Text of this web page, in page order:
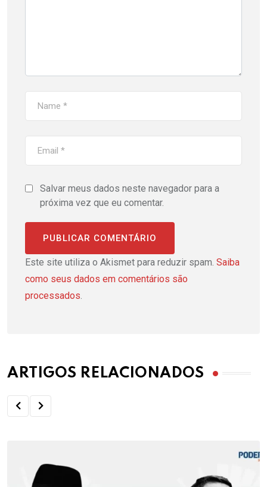
Salvar meus dados neste navegador para a
próxima vez que eu comentar.
Este site utiliza o Akismet para reduzir spam. Saiba
como seus dados em comentários são
processados
ARTIGOS RELACIONADOS